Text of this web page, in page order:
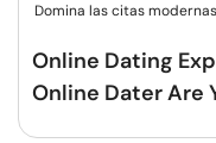
Domina las citas modernas
Online Dating
Online Dater Are